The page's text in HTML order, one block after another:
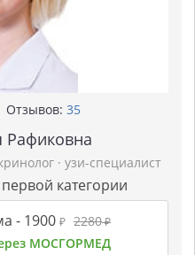
Отзывов: 35
Рафиковна
· узи-специалист
категории
- 1900 ₽ 2280₽
МОСГОРМЕД